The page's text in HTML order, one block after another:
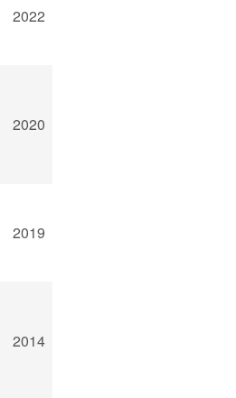
2022
2020
2019
2014